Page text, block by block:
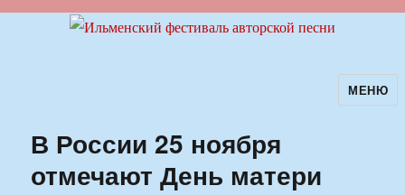
Ильменский фестиваль авторскойМЕНЮ
В России 25 ноября
отмечают День матери